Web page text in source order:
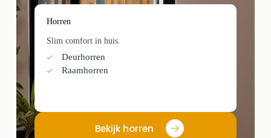
Horren
Slim comfort in huis.
Deurhorren
Raamhorren
Bekijk horren